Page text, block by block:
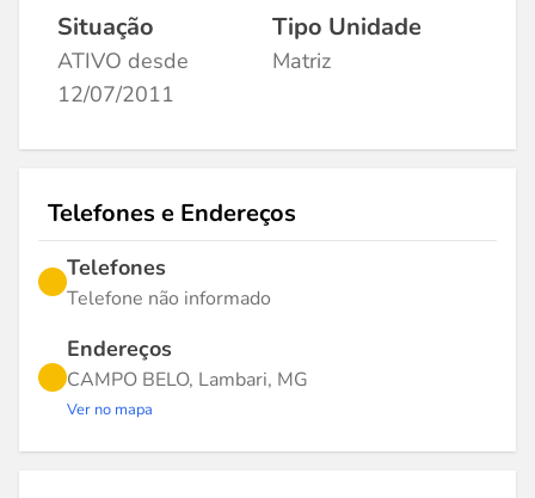
Situação
ATIVO desde
12/07/2011
Tipo Unidade
Matriz
Telefones e Endereços
Telefones
Telefone não informado
Endereços
CAMPO BELO, Lambari, MG
Ver no mapa